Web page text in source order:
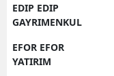
EDIP EDIP
GAYRIMENKUL
EFOR EFOR
YATIRIM